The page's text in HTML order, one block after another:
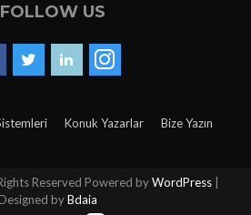
FOLLOW US
Konuk Yazarlar Bize Yazın
Reserved Powered byWordPress
Designed byBdaia